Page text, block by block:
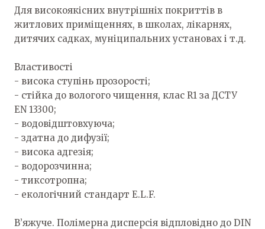
Для високоякісних внутрішніх покриттів в
житлових приміщеннях, в школах, лікарнях,
дитячих садках, муніципальних установах і т.д.
Властивості
- висока ступінь прозорості;
- стійка до вологого чищення, клас R1 за ДСТУ
EN 13300;
- водовідштовхуюча;
- здатна до дифузії;
- висока адгезія;
- водорозчинна;
- тиксотропна;
- екологічний стандарт E.L.F.
В’яжуче. Полімерна дисперсія відпловідно до DIN